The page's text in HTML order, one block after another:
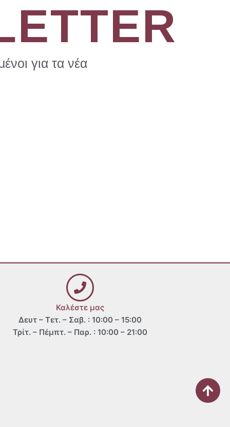
για τα νέα
Καλέστε μας
Δευτ – Τετ. – Σαβ. : 10:00 – 15:00
Τρίτ. – Πέμπτ. – Παρ. : 10:00 – 21:00